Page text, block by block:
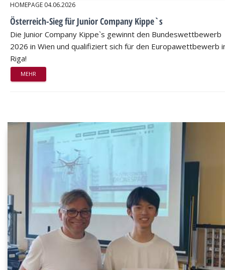
HOMEPAGE 04.06.2026
Österreich-Sieg für Junior Company Kippe`s
Die Junior Company Kippe`s gewinnt den Bundeswettbewerb
2026 in Wien und qualifiziert sich für den Europawettbewerb
Riga!
MEHR